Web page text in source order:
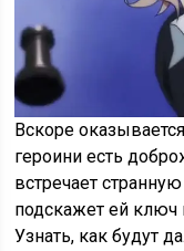
Вскоре
героини есть
встречает
подскажет ей ключ
Узнать, как будут